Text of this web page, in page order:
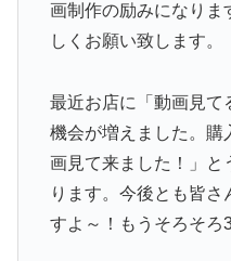
画制作の励みになりま
しくお願い致します。
最近お店に「動画見て
機会が増えました。購
画見て来ました！」と
ります。今後とも皆さ
すよ～！もうそろそろ